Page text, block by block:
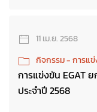
11 เม.ย. 2568
กิจกรรม - การแ
การแข่งขัน EGAT
ประจำปี 2568